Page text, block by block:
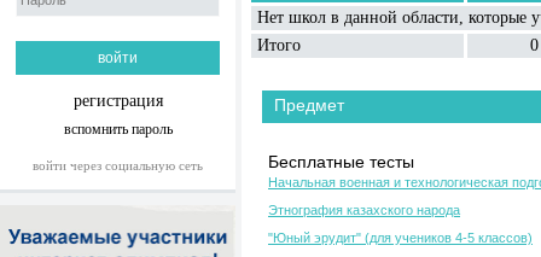
регистрация
вспомнить пароль
войти через социальную сеть
Нет школ в данной области, которые
Итого
0
Предмет
Бесплатные тесты
Начальная военная и технологическая
Этнография казахского народа
"Юный эрудит" (для учеников 4-5 классов)